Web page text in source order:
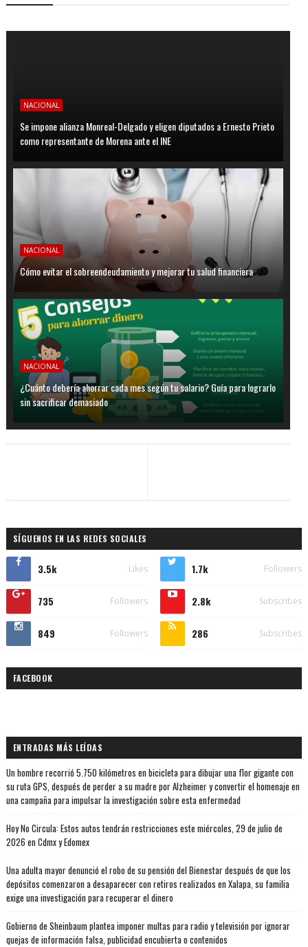
NACIONAL
Se impone alianza Monreal-Delgado y eligen diputados a Ernesto Prieto
como representante de Morena ante el INE
NACIONAL
Cómo evitar el sobreendeudamiento y mejorar tu salud financiera
NACIONAL
¿Cuánto debería ahorrar cada mes según tu salario? Guía para lograrlo
sin sacrificar demasiado
SÍGUENOS EN LAS REDES SOCIALES
3.5k Likes 1.7k Followers
735 Followers 2.8k Subscribes
849 Followers 286 Subscribes
FACEBOOK
ENTRADAS MÁS LEÍDAS
Un hombre recorrió 5.750 kilómetros en bicicleta para dibujar una flor gigante con
su ruta GPS, después de perder a su madre por Alzheimer y convertir el homenaje en
una campaña para impulsar la investigación sobre esta enfermedad
Hoy No Circula: Estos autos tendrán restricciones este miércoles, 29 de julio de
2026 en Cdmx y Edomex
Una adulta mayor denunció el robo de su pensión del Bienestar después de que los
depósitos comenzaron a desaparecer con retiros realizados en Xalapa, su familia
exige una investigación para recuperar el dinero
Gobierno de Sheinbaum plantea imponer multas para radio y televisión por ignorar
quejas de información falsa, publicidad encubierta o contenidos